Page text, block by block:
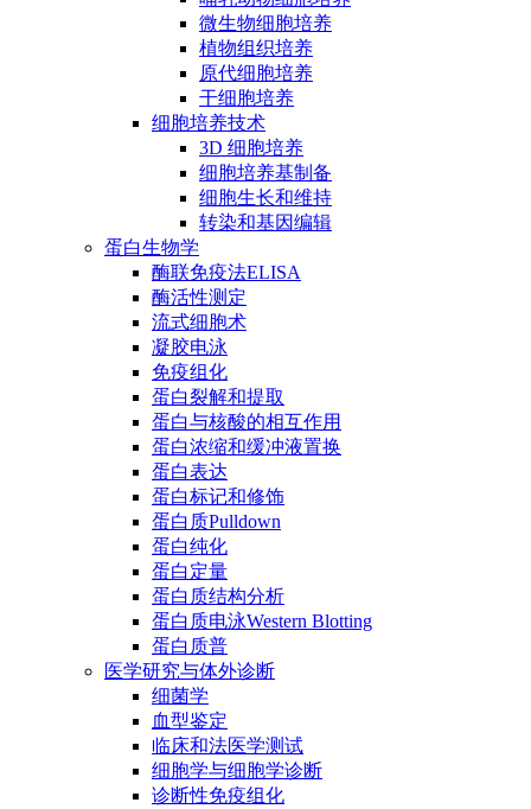
微生物细胞培养
植物组织培养
原代细胞培养
干细胞培养
细胞培养技术
3D 细胞培养
细胞培养基制备
细胞生长和维持
转染和基因编辑
蛋白生物学
酶联免疫法ELISA
酶活性测定
流式细胞术
凝胶电泳
免疫组化
蛋白裂解和提取
蛋白与核酸的相互作用
蛋白浓缩和缓冲液置换
蛋白表达
蛋白标记和修饰
蛋白质Pulldown
蛋白纯化
蛋白定量
蛋白质结构分析
蛋白质电泳Western Blotting
蛋白质普
医学研究与体外诊断
细菌学
血型鉴定
临床和法医学测试
细胞学与细胞学诊断
诊断性免疫组化